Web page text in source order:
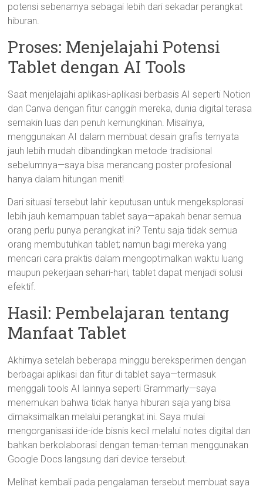
potensi sebenarnya sebagai lebih dari sekadar perangkat
hiburan.
Proses: Menjelajahi Potensi
Tablet dengan AI Tools
Saat menjelajahi aplikasi-aplikasi berbasis AI seperti Notion
dan Canva dengan fitur canggih mereka, dunia digital terasa
semakin luas dan penuh kemungkinan. Misalnya,
menggunakan AI dalam membuat desain grafis ternyata
jauh lebih mudah dibandingkan metode tradisional
sebelumnya—saya bisa merancang poster profesional
hanya dalam hitungan menit!
Dari situasi tersebut lahir keputusan untuk mengeksplorasi
lebih jauh kemampuan tablet saya—apakah benar semua
orang perlu punya perangkat ini? Tentu saja tidak semua
orang membutuhkan tablet; namun bagi mereka yang
mencari cara praktis dalam mengoptimalkan waktu luang
maupun pekerjaan sehari-hari, tablet dapat menjadi solusi
efektif.
Hasil: Pembelajaran tentang
Manfaat Tablet
Akhirnya setelah beberapa minggu bereksperimen dengan
berbagai aplikasi dan fitur di tablet saya—termasuk
menggali tools AI lainnya seperti Grammarly—saya
menemukan bahwa tidak hanya hiburan saja yang bisa
dimaksimalkan melalui perangkat ini. Saya mulai
mengorganisasi ide-ide bisnis kecil melalui notes digital dan
bahkan berkolaborasi dengan teman-teman menggunakan
Google Docs langsung dari device tersebut.
Melihat kembali pada pengalaman tersebut membuat saya